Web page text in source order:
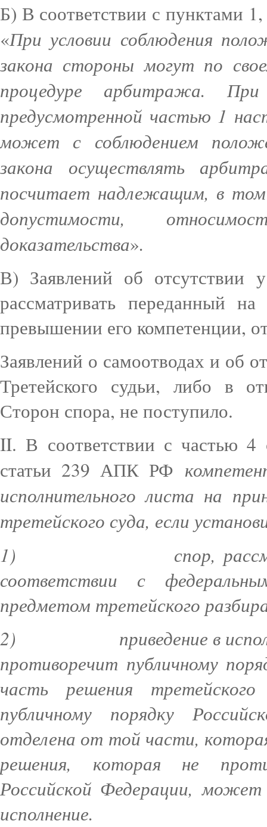
Б) В соответствии с пунктами
«При условии соблюдения
закона стороны могут по
процедуре арбитража. При
предусмотренной частью 1
может с соблюдением
закона осуществлять
посчитает надлежащим, в том
допустимости,
доказательства».
В) Заявлений об отсутствии
рассматривать переданный
превышении его компетенции,
Заявлений о самоотводах и об
Третейского судьи, либо в
Сторон спора, не поступило.
II. В соответствии с частью
статьи 239 АПК РФ
исполнительного листа на
третейского суда, если
1) спор,
соответствии с
предметом третейского
2) приведение в
противоречит публичному
часть решения
публичному порядку
отделена от той части,
решения, которая не
Российской Федерации,
исполнение.